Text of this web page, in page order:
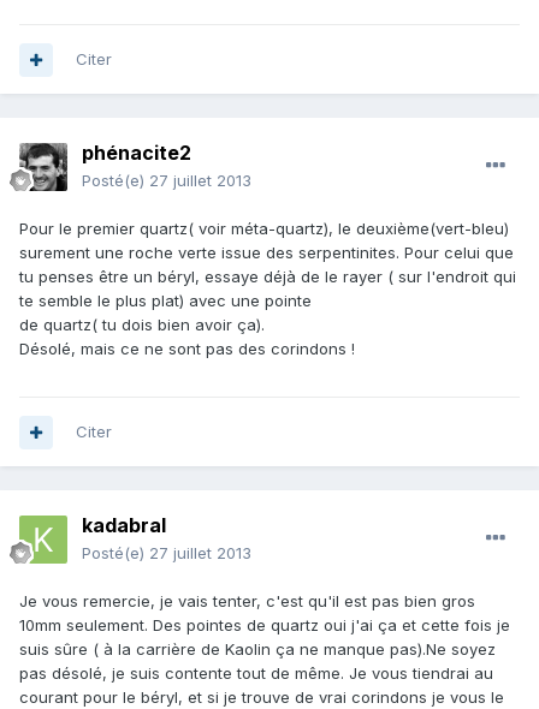
Citer
phénacite2
Posté(e) 27 juillet 2013
Pour le premier quartz( voir méta-quartz), le deuxième(vert-bleu)
surement une roche verte issue des serpentinites. Pour celui que
tu penses être un béryl, essaye déjà de le rayer ( sur l'endroit qui
te semble le plus plat) avec une pointe
de quartz( tu dois bien avoir ça).
Désolé, mais ce ne sont pas des corindons !
Citer
kadabral
Posté(e) 27 juillet 2013
Je vous remercie, je vais tenter, c'est qu'il est pas bien gros
10mm seulement. Des pointes de quartz oui j'ai ça et cette fois je
suis sûre ( à la carrière de Kaolin ça ne manque pas).Ne soyez
pas désolé, je suis contente tout de même. Je vous tiendrai au
courant pour le béryl, et si je trouve de vrai corindons je vous le